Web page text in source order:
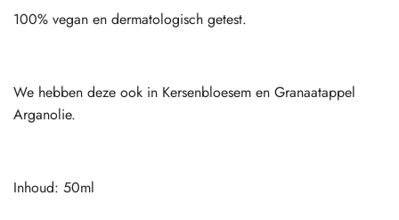
100% vegan en dermatologisch getest.
We hebben deze ook in Kersenbloesem en Granaatappel
Arganolie.
Inhoud: 50ml